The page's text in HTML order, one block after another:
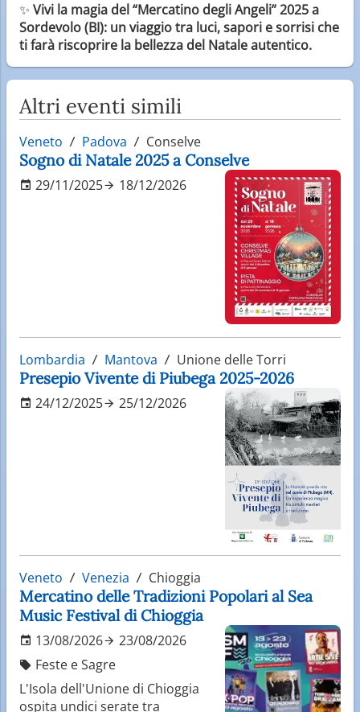
✨ Vivi la magia del “Mercatino degli Angeli” 2025 a
Sordevolo (BI): un viaggio tra luci, sapori e sorrisi che
ti farà riscoprire la bellezza del Natale autentico.
Altri eventi simili
Veneto Padova Conselve
Sogno di Natale 2025 a Conselve
29/11/2025 18/12/2026
Lombardia Mantova Unione delle Torri
Presepio Vivente di Piubega 2025-2026
24/12/2025 25/12/2026
Veneto Venezia Chioggia
Mercatino delle Tradizioni Popolari al Sea
Music Festival di Chioggia
13/08/2026
23/08/2026
Feste e Sagre
L'Isola dell'Unione di Chioggia
ospita undici serate tra